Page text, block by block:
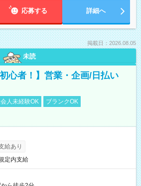
応募する 詳細へ
掲載日：2026.08.05
未読
心者！】営業・企画/日払い
人未経験OK
ブランクOK
給あり
定内支給